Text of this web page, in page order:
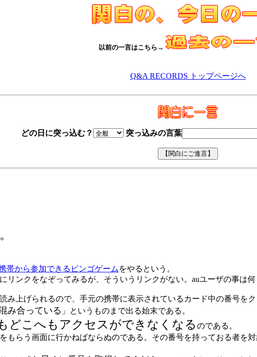
以前の一言はこちら→
Q&A RECORDS トップページへ
どの日に突っ込む？ 突っ込みの言葉
帯から参加できるビンゴゲーム をやるという。
リンクをなぞってみるが、そういうリンクがない。auユーザの事は
上げられるので、手元の携帯に表示されているカード中の番号を
み合っている 」というものまで出る始末である。
どこへもアクセスができなくなる のである。
もらう画面に行かねばならぬのである。その番号を持っておる者を